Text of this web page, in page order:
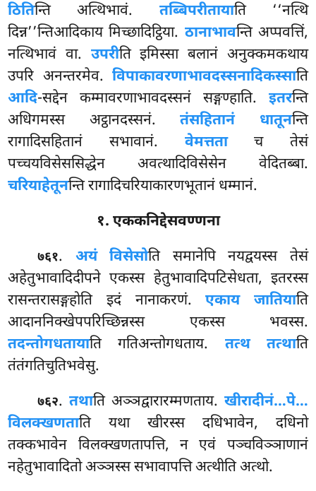
ठितिन्ति अत्थिभावं. तब्बिपरीतायाति ‘‘नत्थि
दिन्न’’न्तिआदिकाय मिच्छादिट्ठिया. ठानाभावन्ति अप्पवत्तिं,
नत्थिभावं वा. उपरीति इमिस्सा बलानं अनुक्कमकथाय
उपरि अनन्तरमेव. विपाकावरणाभावदस्सनादिकस्साति
आदि-सद्देन कम्मावरणाभावदस्सनं सङ्गण्हाति. इतरन्ति
अधिगमस्स अट्ठानदस्सनं.तंसहितानं धातूनन्ति
रागादिसहितानं सभावानं. वेमत्तताच तेसं
पच्चयविसेससिद्धेन अवत्थादिविसेसेन वेदितब्बा.
चरियाहेतूनन्ति रागादिचरियाकारणभूतानं धम्मानं.
१. एककनिद्देसवण्णना
७६१. अयं विसेसोति समानेपि नयद्वयस्स तेसं
अहेतुभावादिदीपने एकस्स हेतुभावादिपटिसेधता, इतरस्स
रासन्तरासङ्गहोति इदं नानाकरणं.एकाय जातियाति
आदाननिक्खेपपरिच्छिन्नस्स एकस्स भवस्स.
तदन्तोगधतायाति गतिअन्तोगधताय. तत्थ तत्थाति
तंतंगतिचुतिभवेसु.
७६२. तथाति अञ्ञद्वारारम्मणताय. खीरादीनं…पे…
विलक्खणताति यथा खीरस्स दधिभावेन, दधिनो
तक्कभावेन विलक्खणतापत्ति, न एवं पञ्चविञ्ञाणानं
नहेतुभावादितो अञ्ञस्स सभावापत्ति अत्थीति अत्थो.